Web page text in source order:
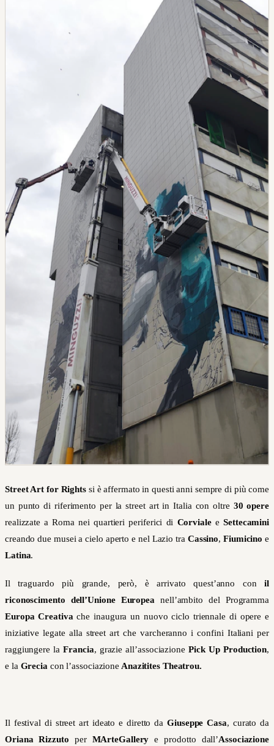
Street Art for Rightssi è affermato in questi anni sempre di più come
un punto di riferimento per la street art in Italia con oltre 30 opere
realizzate a Roma nei quartieri periferici di CorvialeeSettecamini
creando due musei a cielo aperto e nel Lazio tra Cassino, Fiumicino e
Latina.
Il traguardo più grande, però, è arrivato quest’anno conil
riconoscimento dell’Unione Europea nell’ambito del Programma
Europa Creativache inaugura un nuovo ciclo triennale di opere e
iniziative legate alla street art che varcheranno i confini Italiani per
raggiungere laFrancia, grazie all’associazione Pick Up Production,
e la Greciacon l’associazione Anazitites Theatrou.
Il festival di street art ideato e diretto daGiuseppe Casa, curato da
Oriana Rizzuto per MArteGallery e prodotto dall’Associazione